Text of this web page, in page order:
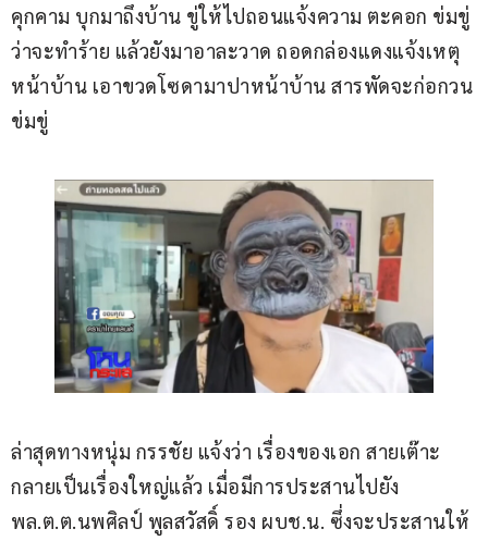
คุกคาม บุกมาถึงบ้าน ขู่ให้ไปถอนแจ้งความ ตะคอก ข่มขู่
ว่าจะทำร้าย แล้วยังมาอาละวาด ถอดกล่องแดงแจ้งเหตุ
หน้าบ้าน เอาขวดโซดามาปาหน้าบ้าน สารพัดจะก่อกวน
ข่มขู่
ล่าสุดทางหนุ่ม กรรชัย แจ้งว่า เรื่องของเอก สายเต๊าะ
กลายเป็นเรื่องใหญ่แล้ว เมื่อมีการประสานไปยัง
พล.ต.ต.นพศิลป์ พูลสวัสดิ์ รอง ผบช.น. ซึ่งจะประสานให้